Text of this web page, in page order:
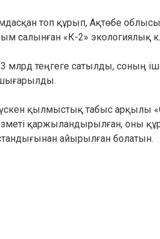
топ құрып, Ақтөбе
салынған «К-2» экологиялық
млрд теңгеге сатылды, соның
қылмыстық табыс арқылы
қаржыландырылған, оны
айырылған болатын.